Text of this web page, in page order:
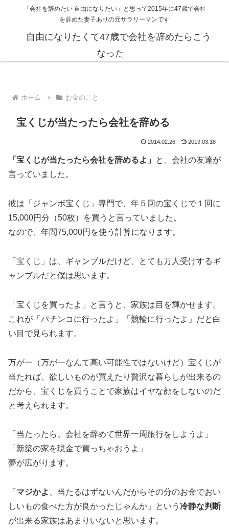
「会社を辞めたい 自由になりたい」と思って2015年に47歳で会社
を辞めた妻子ありの元サラリーマンです
自由になりたくて47歳で会社を辞めたらこう
なった
ホーム お金のこと
宝くじが当たったら会社を辞める
2014.02.26 2019.03.18
「宝くじが当たったら会社を辞めるよ」
と、会社の友達が
言っていました。
彼は「ジャンボ宝くじ」専門で、年５回の宝くじで１回に
15,000円分（50枚）を買うと言っていました。
なので、年間75,000円を使う計算になります。
「宝くじ」は、ギャンブルだけど、とても万人受けするギ
ャンブルだと僕は思います。
「宝くじを買ったよ」と言うと、家族は目を輝かせます。
これが「パチンコに行ったよ」「競輪に行ったよ」だと白
い目で見られます。
万が一（万が一なんて高い可能性ではないけど）宝くじが
当たれば、欲しいものが買えたり贅沢な暮らしが出来るの
だから、宝くじを買うことで家族はイヤな顔をしないのだ
と考えられます。
「当たったら、会社を辞めて世界一周旅行をしようよ」
「新築の家を現金で買っちゃおうよ」
夢が広がります。
「 マジかよ
、当たるはずないんだからその分のお金でおい
しいもの食べた方が良かったじゃんか」という 冷静な判断
が出来る家族はあまりいないと思います。